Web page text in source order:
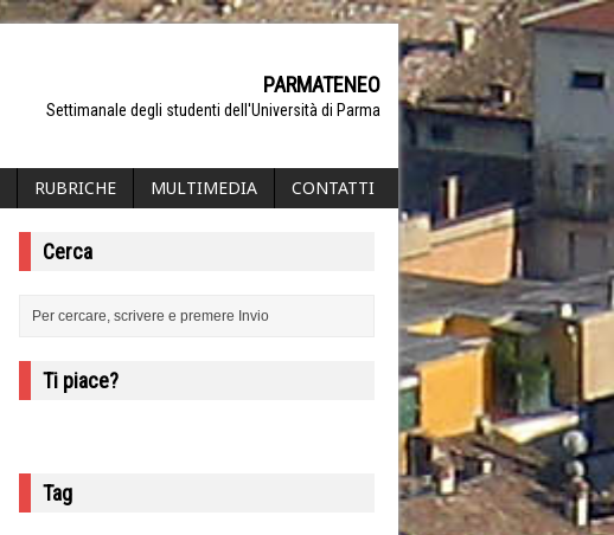
PARMATENEO
Settimanale degli studenti dell'Università di Parma
RUBRICHE MULTIMEDIA CONTATTI
Cerca
Ti piace?
Tag